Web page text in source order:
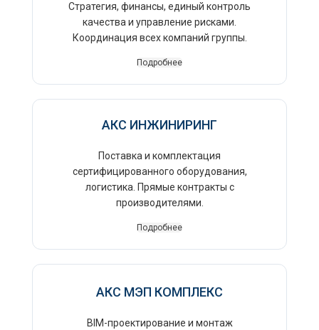
Стратегия, финансы, единый контроль
качества и управление рисками.
Координация всех компаний группы.
Подробнее
АКС ИНЖИНИРИНГ
Поставка и комплектация
сертифицированного оборудования,
логистика. Прямые контракты с
производителями.
Подробнее
АКС МЭП КОМПЛЕКС
BIM-проектирование и монтаж